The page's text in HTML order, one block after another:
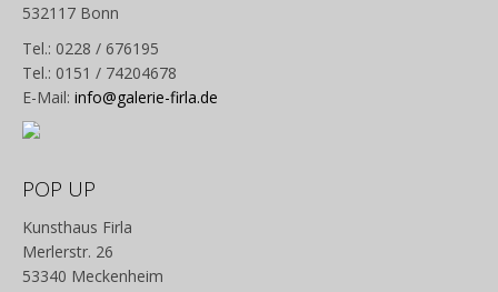
532117 Bonn
Tel.: 0228 / 676195
Tel.: 0151 / 74204678
E-Mail: info@galerie-firla.de
POP UP
Kunsthaus Firla
Merlerstr. 26
53340 Meckenheim